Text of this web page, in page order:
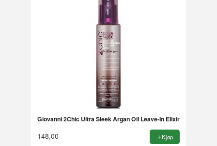
Giovanni 2Chic Ultra Sleek Argan Oil Leave-In Elixir
148,00 Kjøp